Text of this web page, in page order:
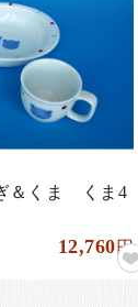
＆くま くま4
12,760円